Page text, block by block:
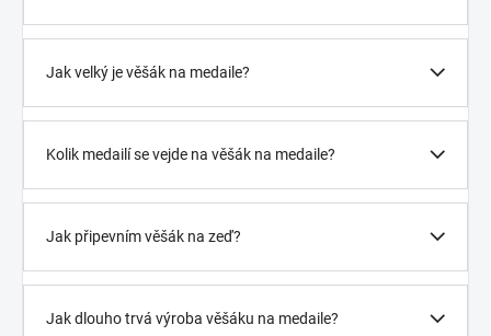
Jak velký je věšák na medaile?
Kolik medailí se vejde na věšák na medaile?
Jak připevním věšák na zeď?
Jak dlouho trvá výroba věšáku na medaile?